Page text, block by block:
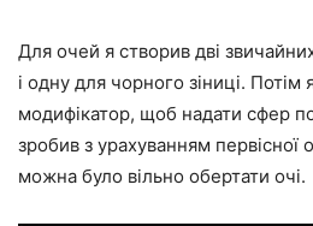
Для очей я створив дві
і одну для чорного зіниці. Потім
модифікатор, щоб надати сфер
зробив з урахуванням первісної
можна було вільно обертати очі.